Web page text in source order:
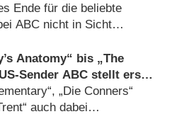
ab
Ende für die beliebte
ABC nicht in Sicht
Anatomy“ bis „The
Sender ABC stellt erste
neuen Staffeln vor
„Die Conners“
auch dabei